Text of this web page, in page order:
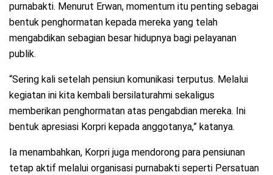
purnabakti. Menurut Erwan, momentum itu penting sebagai
bentuk penghormatan kepada mereka yang telah
mengabdikan sebagian besar hidupnya bagi pelayanan
publik.
“Sering kali setelah pensiun komunikasi terputus. Melalui
kegiatan ini kita kembali bersilaturahmi sekaligus
memberikan penghormatan atas pengabdian mereka. Ini
bentuk apresiasi Korpri kepada anggotanya,” katanya.
Ia menambahkan, Korpri juga mendorong para pensiunan
tetap aktif melalui organisasi purnabakti seperti Persatuan